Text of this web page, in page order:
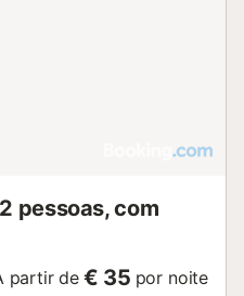
pessoas, com
partir de € 35 por noite